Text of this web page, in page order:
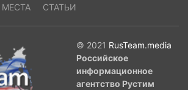
МЕСТА СТАТЬИ
© 2021 RusTeam.media
Российское
информационное
агентство Рустим